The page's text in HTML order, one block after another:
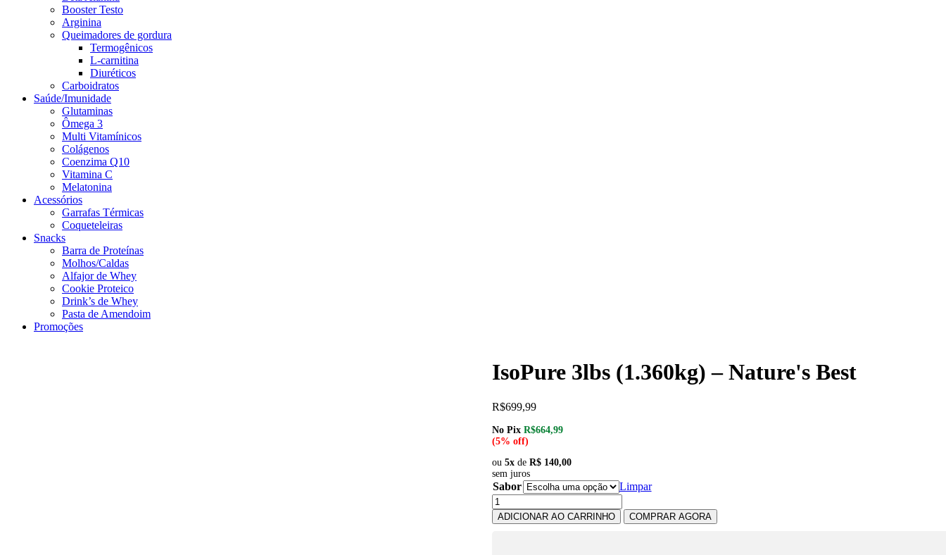
Booster Testo
Arginina
Queimadores de gordura
Termogênicos
L-carnitina
Diuréticos
Carboidratos
Saúde/Imunidade
Glutaminas
Ômega 3
Multi Vitamínicos
Colágenos
Coenzima Q10
Vitamina C
Melatonina
Acessórios
Garrafas Térmicas
Coqueteleiras
Snacks
Barra de Proteínas
Molhos/Caldas
Alfajor de Whey
Cookie Proteico
Drink’s de Whey
Pasta de Amendoim
Promoções
IsoPure 3lbs (1.360kg) – Nature's Best
R$699,99
No Pix R$664,99
(5% off)
ou 5xde R$ 140,00
sem juros
Sabor
Limpar
IsoPure
3lbs
(1.360kg)
ADICIONAR AO CARRINHO COMPRAR AGORA